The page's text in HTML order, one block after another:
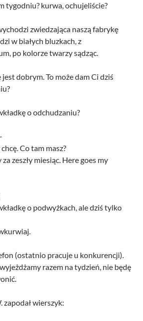
tygodniu? kurwa, ochujeliście?
zwiedzająca naszą fabrykę
w białych bluzkach, z
po kolorze twarzy sądząc.
jest dobrym. To może dam Ci dziś
o odchudzaniu?
Co tam masz?
zeszły miesiąc. Here goes my
o podwyżkach, ale dziś tylko
(ostatnio pracuje u konkurencji).
razem na tydzień, nie będę
zapodał wierszyk: